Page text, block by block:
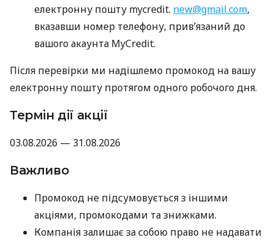
електронну пошту mycredit. new@gmail.com,
вказавши номер телефону, прив’язаний до
вашого акаунта MyCredit.
Після перевірки ми надішлемо промокод на вашу
електронну пошту протягом одного робочого дня.
Термін дії акції
03.08.2026 — 31.08.2026
Важливо
Промокод не підсумовується з іншими
акціями, промокодами та знижками.
Компанія залишає за собою право не надавати